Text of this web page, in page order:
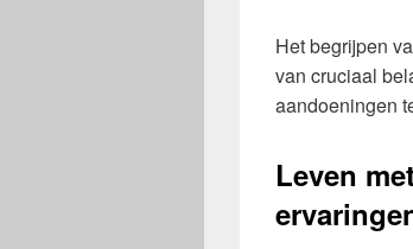
Het begrijpen
van cruciaal
aandoeningen
Leven